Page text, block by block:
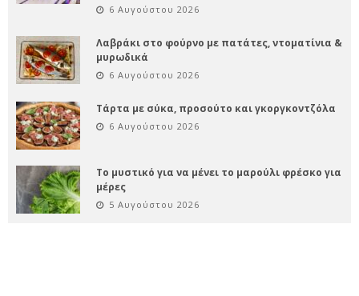
6 Αυγούστου 2026
Λαβράκι στο φούρνο με πατάτες, ντοματίνια &
μυρωδικά
6 Αυγούστου 2026
Τάρτα με σύκα, προσούτο και γκοργκοντζόλα
6 Αυγούστου 2026
Το μυστικό για να μένει το μαρούλι φρέσκο για
μέρες
5 Αυγούστου 2026